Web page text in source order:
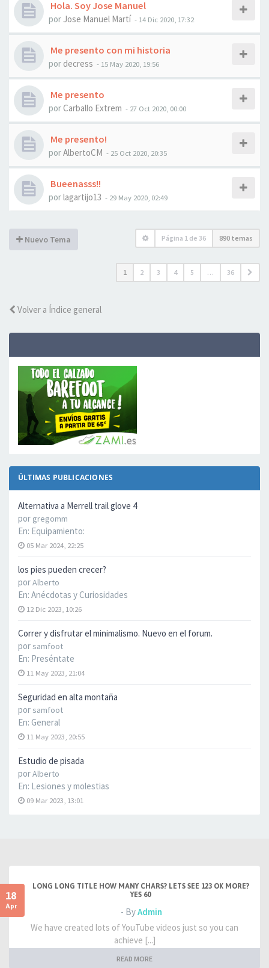
ÚLTIMAS PUBLICACIONES
Alternativa a Merrell trail glove 4
por gregomm
En: Equipamiento:
05 Mar 2024, 22:25
los pies pueden crecer?
porAlberto
En: Anécdotas y Curiosidades
12 Dic 2023, 10:26
Correr y disfrutar el minimalismo. Nuevo en el forum.
por samfoot
En: Preséntate
11 May 2023, 21:04
Seguridad en alta montaña
por samfoot
En: General
11 May 2023, 20:55
Estudio de pisada
porAlberto
En: Lesiones y molestias
09 Mar 2023, 13:01
Hola. Soy Jose Manuel
por Jose Manuel Martí - 14 Dic 2020, 17:32
Me presento con mi historia
por decress - 15 May 2020, 19:56
Me presento
porCarballo Extrem - 27 Oct 2020, 00:00
Me presento!
porAlbertoCM - 25 Oct 2020, 20:35
Bueenasss!!
porlagartijo13 - 29 May 2020, 02:49
Nuevo Tema Página 1 de 36 890 temas
1 2 3 4 5 … 36
Volver a Índice general
18
Apr
LONG LONG TITLE HOW MANY CHARS? LETS SEE 123 OK MORE?
YES 60
- ByAdmin
We have created lots of YouTube videos just so you can
achieve [...]
READ MORE